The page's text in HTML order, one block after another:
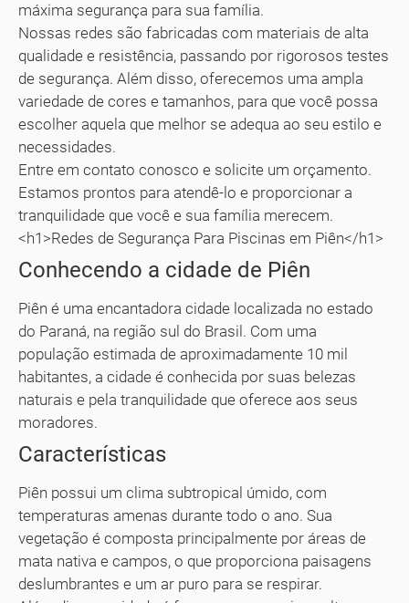
máxima segurança para sua família.
Nossas redes são fabricadas com materiais de alta
qualidade e resistência, passando por rigorosos testes
de segurança. Além disso, oferecemos uma ampla
variedade de cores e tamanhos, para que você possa
escolher aquela que melhor se adequa ao seu estilo e
necessidades.
Entre em contato conosco e solicite um orçamento.
Estamos prontos para atendê-lo e proporcionar a
tranquilidade que você e sua família merecem.
<h1>Redes de Segurança Para Piscinas em Piên</h1>
Conhecendo a cidade de Piên
Piên é uma encantadora cidade localizada no estado
do Paraná, na região sul do Brasil. Com uma
população estimada de aproximadamente 10 mil
habitantes, a cidade é conhecida por suas belezas
naturais e pela tranquilidade que oferece aos seus
moradores.
Características
Piên possui um clima subtropical úmido, com
temperaturas amenas durante todo o ano. Sua
vegetação é composta principalmente por áreas de
mata nativa e campos, o que proporciona paisagens
deslumbrantes e um ar puro para se respirar.